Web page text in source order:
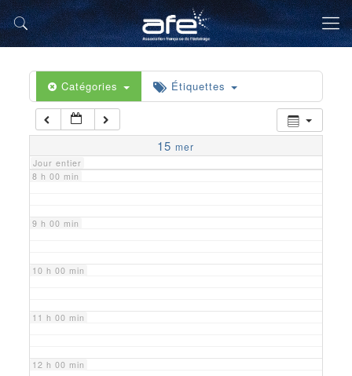
Catégories Étiquettes
15 mer
Jour entier
5 h 00 min
6 h 00 min
7 h 00 min
8 h 00 min
9 h 00 min
10 h 00 min
11 h 00 min
12 h 00 min